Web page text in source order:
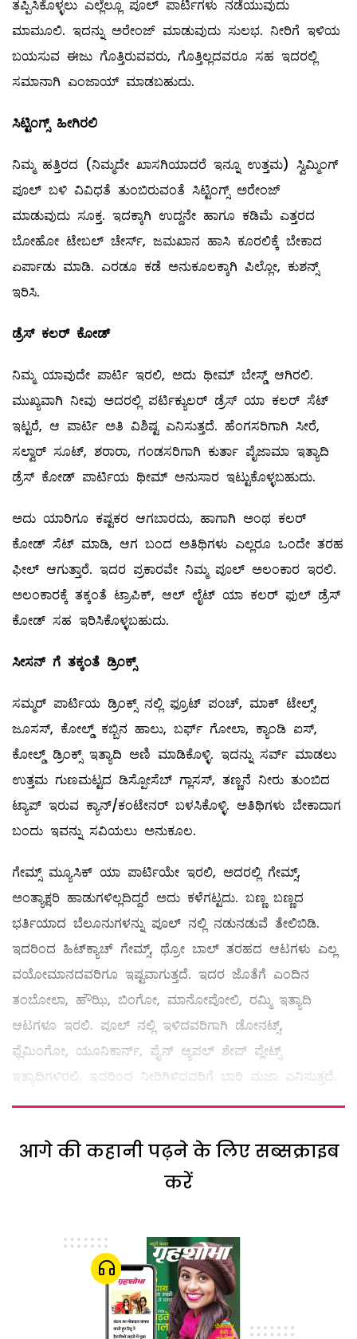
ತಪ್ಪಿಸಿಕೊಳ್ಳಲು ಎಲ್ಲೆಲ್ಲೂ ಪೂಲ್ ಪಾರ್ಟಿಗಳು ನಡೆಯುವುದು
ಮಾಮೂಲಿ. ಇದನ್ನು ಅರೇಂಜ್‌ ಮಾಡುವುದು ಸುಲಭ. ನೀರಿಗೆ ಇಳಿಯ
ಬಯಸುವ ಈಜು ಗೊತ್ತಿರುವವರು, ಗೊತ್ತಿಲ್ಲದವರೂ ಸಹ ಇದರಲ್ಲಿ
ಸಮಾನಾಗಿ ಎಂಜಾಯ್‌ ಮಾಡಬಹುದು.
ಸಿಟ್ಟಿಂಗ್ಸ್ ಹೀಗಿರಲಿ
ನಿಮ್ಮ ಹತ್ತಿರದ (ನಿಮ್ಮದೇ ಖಾಸಗಿಯಾದರೆ ಇನ್ನೂ ಉತ್ತಮ) ಸ್ವಿಮ್ಮಿಂಗ್‌
ಪೂಲ್ ಬಳಿ ವಿವಿಧತೆ ತುಂಬಿರುವಂತೆ ಸಿಟ್ಟಿಂಗ್ಸ್ ಅರೇಂಜ್‌
ಮಾಡುವುದು ಸೂಕ್ತ. ಇದಕ್ಕಾಗಿ ಉದ್ದನೇ ಹಾಗೂ ಕಡಿಮೆ ಎತ್ತರದ
ಬೋಹೋ ಟೇಬಲ್ ಚೇರ್ಸ್‌, ಜಮಖಾನ ಹಾಸಿ ಕೂರಲಿಕ್ಕೆ ಬೇಕಾದ
ಏರ್ಪಾಡು ಮಾಡಿ. ಎರಡೂ ಕಡೆ ಅನುಕೂಲಕ್ಕಾಗಿ ಪಿಲ್ಲೋ, ಕುಶನ್ಸ್
ಇರಿಸಿ.
ಡ್ರೆಸ್‌ ಕಲರ್‌ ಕೋಡ್
ನಿಮ್ಮ ಯಾವುದೇ ಪಾರ್ಟಿ ಇರಲಿ, ಅದು ಥೀಮ್ ಬೇಸ್ಡ್ ಆಗಿರಲಿ.
ಮುಖ್ಯವಾಗಿ ನೀವು ಅದರಲ್ಲಿ ಪರ್ಟಿಕ್ಯುಲರ್‌ ಡ್ರೆಸ್‌ ಯಾ ಕಲರ್‌ ಸೆಟ್‌
ಇಟ್ಟರೆ, ಆ ಪಾರ್ಟಿ ಅತಿ ವಿಶಿಷ್ಟ ಎನಿಸುತ್ತದೆ. ಹೆಂಗಸರಿಗಾಗಿ ಸೀರೆ,
ಸಲ್ವಾರ್‌ ಸೂಟ್‌, ಶರಾರಾ, ಗಂಡಸರಿಗಾಗಿ ಕುರ್ತಾ ಪೈಜಾಮಾ ಇತ್ಯಾದಿ
ಡ್ರೆಸ್‌ ಕೋಡ್‌ ಪಾರ್ಟಿಯ ಥೀಮ್ ಅನುಸಾರ ಇಟ್ಟುಕೊಳ್ಳಬಹುದು.
ಅದು ಯಾರಿಗೂ ಕಷ್ಟಕರ ಆಗಬಾರದು, ಹಾಗಾಗಿ ಅಂಥ ಕಲರ್‌
ಕೋಡ್‌ ಸೆಟ್‌ ಮಾಡಿ, ಆಗ ಬಂದ ಅತಿಥಿಗಳು ಎಲ್ಲರೂ ಒಂದೇ ತರಹ
ಫೀಲ್ ಆಗುತ್ತಾರೆ. ಇದರ ಪ್ರಕಾರವೇ ನಿಮ್ಮ ಪೂಲ್ ‌ಅಲಂಕಾರ ಇರಲಿ.
ಅಲಂಕಾರಕ್ಕೆ ತಕ್ಕಂತೆ ಟ್ರಾಪಿಕ್‌, ಆಲ್ ಲೈಟ್‌ ಯಾ ಕಲರ್‌ ಫುಲ್ ಡ್ರೆಸ್‌
ಕೋಡ್‌ ಸಹ ಇರಿಸಿಕೊಳ್ಳಬಹುದು.
ಸೀಸನ್‌ ಗೆ ತಕ್ಕಂತೆ ಡ್ರಿಂಕ್ಸ್
ಸಮ್ಮರ್‌ ಪಾರ್ಟಿಯ ಡ್ರಿಂಕ್ಸ್ ನಲ್ಲಿ ಫ್ರೂಟ್‌ ಪಂಚ್‌, ಮಾಕ್‌ ಟೇಲ್ಸ್,
ಜೂಸಸ್‌, ಕೋಲ್ಡ್ ಕಬ್ಬಿನ ಹಾಲು, ಬರ್ಫ್‌ ಗೋಲಾ, ಕ್ಯಾಂಡಿ ಐಸ್‌,
ಕೋಲ್ಡ್ ಡ್ರಿಂಕ್ಸ್ ಇತ್ಯಾದಿ ಅಣಿ ಮಾಡಿಕೊಳ್ಳಿ. ಇದನ್ನು ಸರ್ವ್ ಮಾಡಲು
ಉತ್ತಮ ಗುಣಮಟ್ಟದ ಡಿಸ್ಪೋಸೆಬ್‌ ಗ್ಲಾಸಸ್‌, ತಣ್ಣನೆ ನೀರು ತುಂಬಿದ
ಟ್ಯಾಪ್‌ ಇರುವ ಕ್ಯಾನ್‌/ಕಂಟೇನರ್‌ ಬಳಸಿಕೊಳ್ಳಿ. ಅತಿಥಿಗಳು ಬೇಕಾದಾಗ
ಬಂದು ಇವನ್ನು ಸವಿಯಲು ಅನುಕೂಲ.
ಗೇಮ್ಸ್ ಮ್ಯೂಸಿಕ್‌ ಯಾ ಪಾರ್ಟಿಯೇ ಇರಲಿ, ಅದರಲ್ಲಿ ಗೇಮ್ಸ್,
ಅಂತ್ಯಾಕ್ಷರಿ ಹಾಡುಗಳಿಲ್ಲದಿದ್ದರೆ ಅದು ಕಳೆಗಟ್ಟದು. ಬಣ್ಣ ಬಣ್ಣದ
ಭರ್ತಿಯಾದ ಬೆಲೂನುಗಳನ್ನು ಪೂಲ್ ನಲ್ಲಿ ನಡುನಡುವೆ ತೇಲಿಬಿಡಿ.
ಇದರಿಂದ ಹಿಟ್‌ಕ್ಯಾಚ್‌ ಗೇಮ್ಸ್, ಥ್ರೋ ಬಾಲ್ ತರಹದ ಆಟಗಳು ಎಲ್ಲ
ವಯೋಮಾನದವರಿಗೂ ಇಷ್ಟವಾಗುತ್ತದೆ. ಇದರ ಜೊತೆಗೆ ಎಂದಿನ
ತಂಬೋಲಾ, ಹೌಝಿ, ಬಿಂಗೋ, ಮಾನೋಪೋಲಿ, ರಮ್ಮಿ ಇತ್ಯಾದಿ
ಆಟಗಳೂ ಇರಲಿ. ಪೂಲ್ ನಲ್ಲಿ ಇಳಿದವರಿಗಾಗಿ ಡೋನಟ್ಸ್,
ಫ್ಲೆಮಿಂಗೋ, ಯೂನಿಕಾರ್ನ್‌, ಪೈನ್‌ ಆ್ಯಪಲ್ ಶೇಪ್‌ ಪ್ಲೇಟ್ಸ್
ಇತ್ಯಾದಿಗಳಿರಲಿ. ಇದರಿಂದ ನೀರಿಗಿಳಿದವರಿಗೆ ಭಾರಿ ಮಜಾ ಎನಿಸುತ್ತದೆ.
आगे की कहानी पढ़ने के लिए सब्सक्राइब
करें